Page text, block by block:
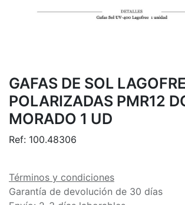
GAFAS DE SOL
POLARIZADAS PMR12
MORADO 1 UD
Ref: 100.48306
Términos y condiciones
Garantía de devolución de 30 días